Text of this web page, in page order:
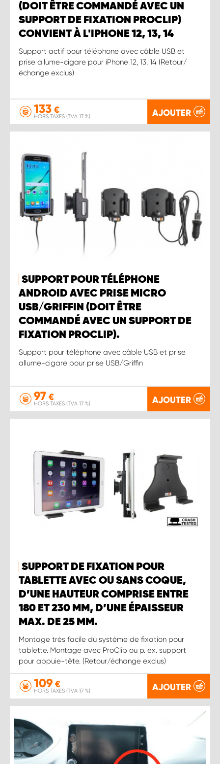
(DOIT ÊTRE COMMANDÉ AVEC UN
SUPPORT DE FIXATION PROCLIP)
CONVIENT À L'IPHONE 12, 13, 14
Support actif pour téléphone avec câble USB et
prise allume-cigare pour iPhone 12, 13, 14 (Retour/
échange exclus)
133 €
HORS TAXES (TVA 17 %) AJOUTER
SUPPORT POUR TÉLÉPHONE
ANDROID AVEC PRISE MICRO
USB/GRIFFIN (DOIT ÊTRE
COMMANDÉ AVEC UN SUPPORT DE
FIXATION PROCLIP).
Support pour téléphone avec câble USB et prise
allume-cigare pour prise USB/Griffin
97 €
HORS TAXES (TVA 17 %) AJOUTER
SUPPORT DE FIXATION POUR
TABLETTE AVEC OU SANS COQUE,
D’UNE HAUTEUR COMPRISE ENTRE
180 ET 230 MM, D’UNE ÉPAISSEUR
MAX. DE 25 MM.
Montage très facile du système de fixation pour
tablette. Montage avec ProClip ou p. ex. support
pour appuie-tête. (Retour/échange exclus)
109 €
HORS TAXES (TVA 17 %) AJOUTER